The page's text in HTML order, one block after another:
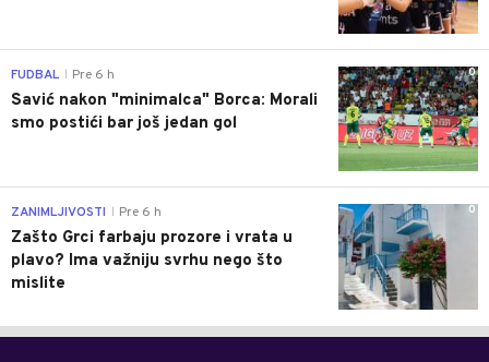
0
FUDBAL Pre 6 h
Savić nakon "minimalca" Borca: Morali
smo postići bar još jedan gol
0
ZANIMLJIVOSTI Pre 6 h
Zašto Grci farbaju prozore i vrata u
plavo? Ima važniju svrhu nego što
mislite